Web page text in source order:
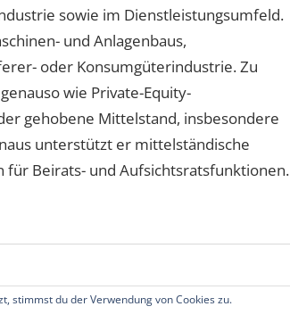
sowie im Dienstleistungsumfeld.
und Anlagenbaus,
oder Konsumgüterindustrie. Zu
wie Private-Equity-
gehobene Mittelstand, insbesondere
unterstützt er mittelständische
für Beirats- und Aufsichtsratsfunktionen.
stimmst du der Verwendung von Cookies zu.